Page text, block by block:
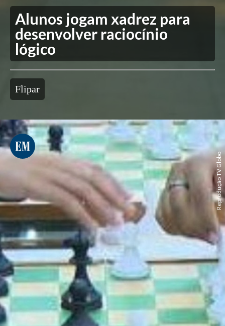
Alunos jogam xadrez para
desenvolver raciocínio
lógico
Flipar
Reprodução TV Globo